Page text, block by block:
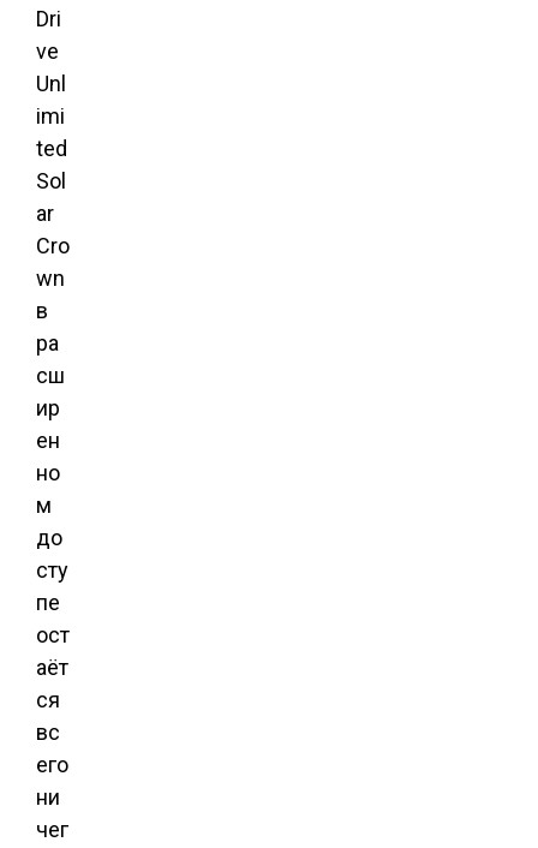
Dri
ve
Unl
imi
ted
Sol
ar
Cro
wn
в
ра
сш
ир
ен
но
м
до
сту
пе
ост
аёт
ся
вс
его
ни
чег